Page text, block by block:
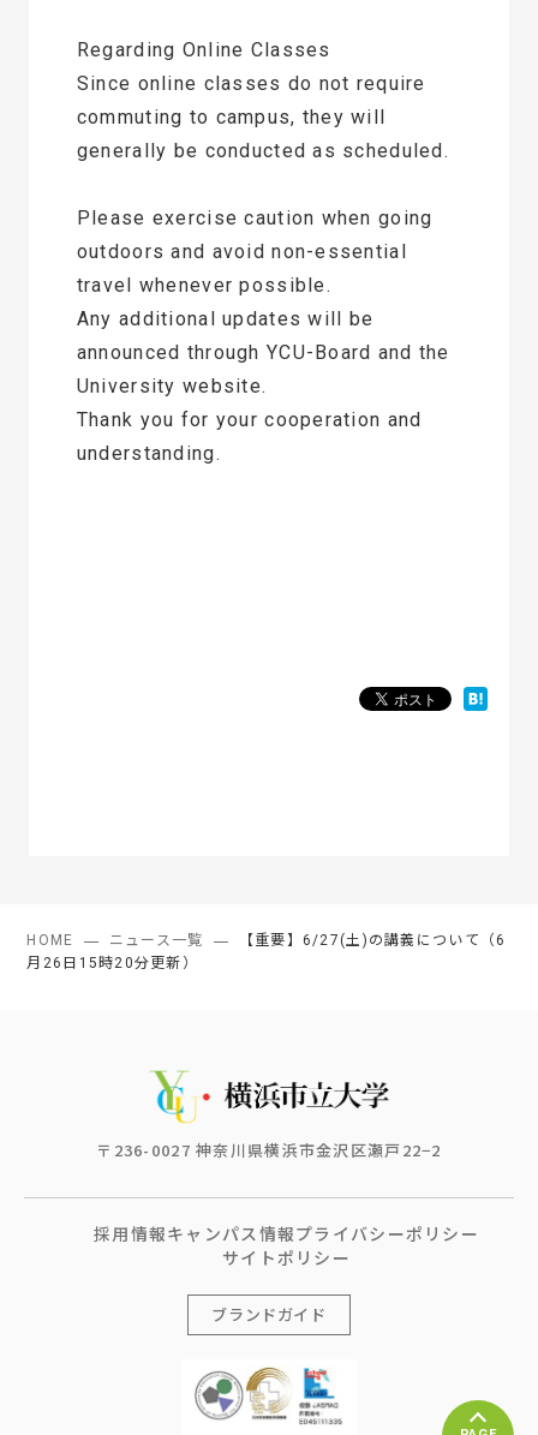
Regarding Online Classes
Since online classes do not require
commuting to campus, they will
generally be conducted as scheduled.
Please exercise caution when going
outdoors and avoid non-essential
travel whenever possible.
Any additional updates will be
announced through YCU-Board and the
University website.
Thank you for your cooperation and
understanding.
HOME ニュース一覧
【重要】6/27(土)の講義について（6
月26日15時20分更新）
〒236-0027 神奈川県横浜市金沢区瀬戸22−2
採用情報キャンパス情報プライバシーポリシー
サイトポリシー
ブランドガイド